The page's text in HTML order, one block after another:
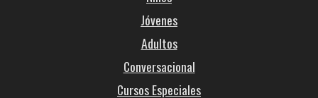
Jóvenes
Adultos
Conversacional
Cursos Especiales